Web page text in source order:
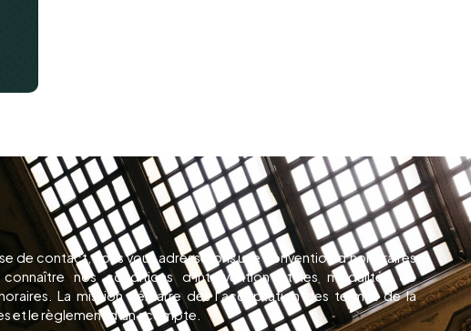
de contact, nous vous adresserons une convention d’honoraires
nos conditions d’intervention et les modalités de
La mission démarre dès l’acceptation des termes de la
et le règlement d’un acompte.